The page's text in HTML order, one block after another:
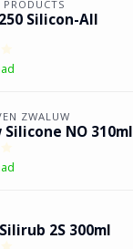
PRODUCTS
Silicon-All
ZWALUW
NO 310ml
2S 300ml